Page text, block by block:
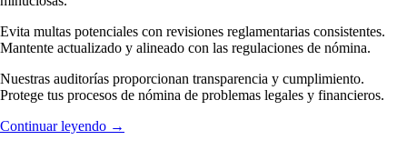
Evita multas potenciales con revisiones reglamentarias consistentes.
Mantente actualizado y alineado con las regulaciones de nómina.
Nuestras auditorías proporcionan transparencia y cumplimiento.
Protege tus procesos de nómina de problemas legales y financieros.
Continuar leyendo →